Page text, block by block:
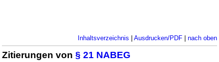
Inhaltsverzeichnis Ausdrucken/PDF| nach oben
Zitierungen von§ 21 NABEG